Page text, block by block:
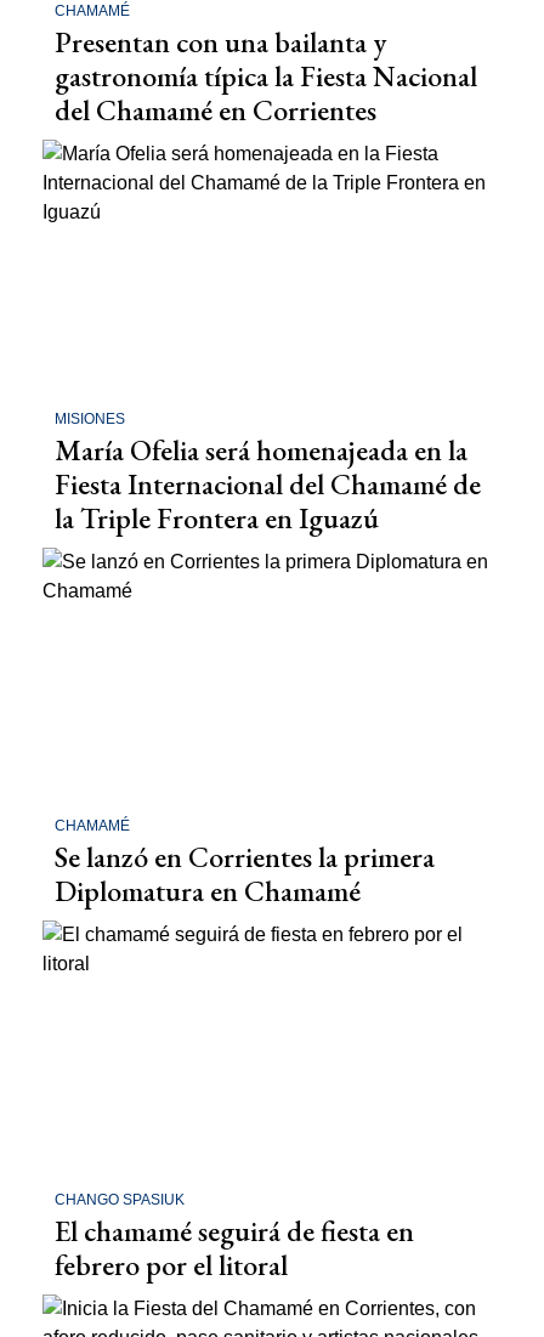
CHAMAMÉ
Presentan con una bailanta y
gastronomía típica la Fiesta Nacional
del Chamamé en Corrientes
MISIONES
María Ofelia será homenajeada en la
Fiesta Internacional del Chamamé de
la Triple Frontera en Iguazú
CHAMAMÉ
Se lanzó en Corrientes la primera
Diplomatura en Chamamé
CHANGO SPASIUK
El chamamé seguirá de fiesta en
febrero por el litoral